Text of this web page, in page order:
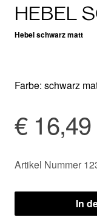
HEBEL
Hebel schwarz matt
Farbe: schwarz
€ 16,49
Artikel Nummer
In